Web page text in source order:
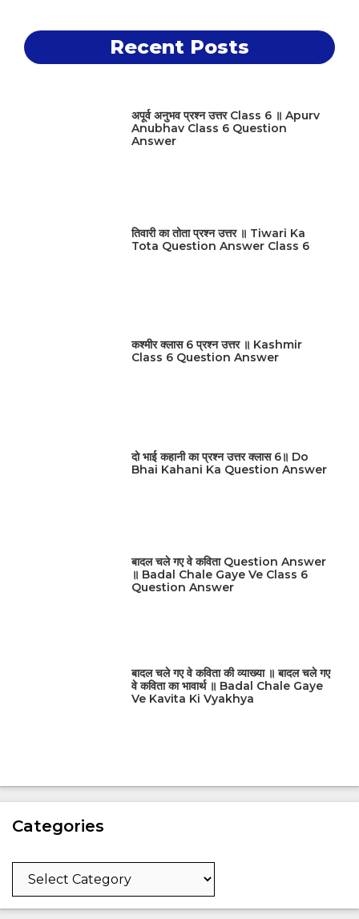
Recent Posts
अपूर्व अनुभव प्रश्न उत्तर Class 6 ॥ Apurv
Anubhav Class 6 Question
Answer
तिवारी का तोता प्रश्न उत्तर ॥ Tiwari Ka
Tota Question Answer Class 6
कश्मीर क्लास 6 प्रश्न उत्तर ॥ Kashmir
Class 6 Question Answer
दो भाई कहानी का प्रश्न उत्तर क्लास 6॥ Do
Bhai Kahani Ka Question Answer
बादल चले गए वे कविता Question Answer
॥ Badal Chale Gaye Ve Class 6
Question Answer
बादल चले गए वे कविता की व्याख्या ॥ बादल चले गए
वे कविता का भावार्थ ॥ Badal Chale Gaye
Ve Kavita Ki Vyakhya
Categories
Categories